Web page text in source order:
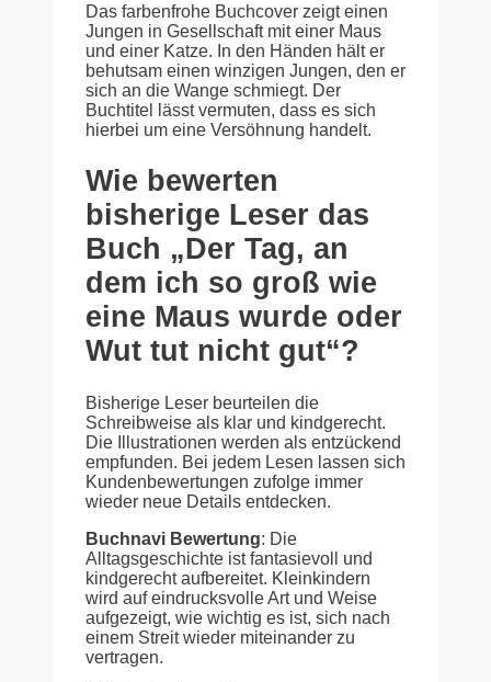
Das farbenfrohe Buchcover zeigt einen
Jungen in Gesellschaft mit einer Maus
und einer Katze. In den Händen hält er
behutsam einen winzigen Jungen, den er
sich an die Wange schmiegt. Der
Buchtitel lässt vermuten, dass es sich
hierbei um eine Versöhnung handelt.
Wie bewerten
bisherige Leser das
Buch „Der Tag, an
dem ich so groß wie
eine Maus wurde oder
Wut tut nicht gut“?
Bisherige Leser beurteilen die
Schreibweise als klar und kindgerecht.
Die Illustrationen werden als entzückend
empfunden. Bei jedem Lesen lassen sich
Kundenbewertungen zufolge immer
wieder neue Details entdecken.
Buchnavi Bewertung: Die
Alltagsgeschichte ist fantasievoll und
kindgerecht aufbereitet. Kleinkindern
wird auf eindrucksvolle Art und Weise
aufgezeigt, wie wichtig es ist, sich nach
einem Streit wieder miteinander zu
vertragen.